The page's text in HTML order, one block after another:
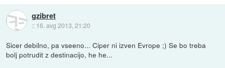
gzibret
:: 16. avg 2013, 21:20
Sicer debilno, pa vseeno... Ciper ni izven Evrope ;) Se bo treba
bolj potrudit z destinacijo, he he...